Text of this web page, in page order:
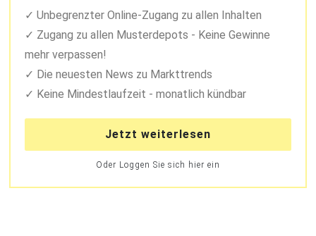
Unbegrenzter Online-Zugang zu allen Inhalten
Zugang zu allen Musterdepots - Keine Gewinne
mehr verpassen!
Die neuesten News zu Markttrends
Keine Mindestlaufzeit - monatlich kündbar
Jetzt weiterlesen
Oder Loggen Sie sich hier ein